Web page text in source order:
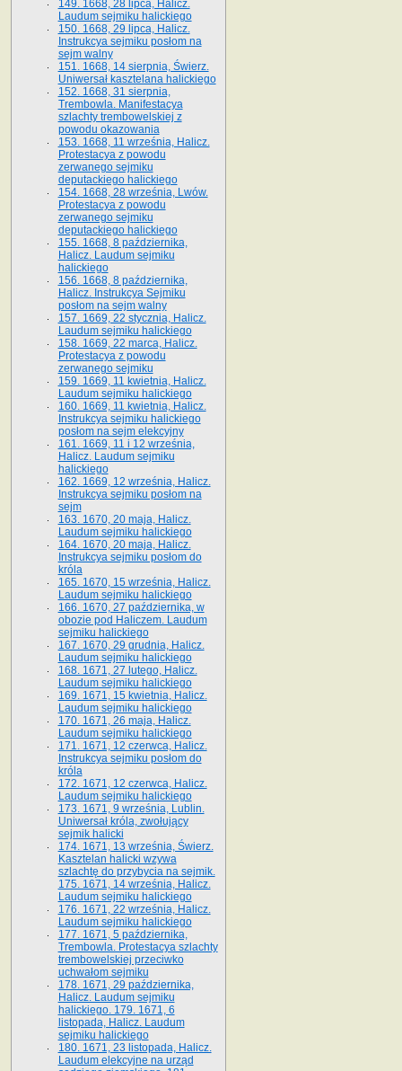
149. 1668, 28 lipca, Halicz.
Laudum sejmiku halickiego
150. 1668, 29 lipca, Halicz.
Instrukcya sejmiku posłom na
sejm walny
151. 1668, 14 sierpnia, Świerz.
Uniwersał kasztelana halickiego
152. 1668, 31 sierpnia,
Trembowla. Manifestacya
szlachty trembowelskiej z
powodu okazowania
153. 1668, 11 września, Halicz.
Protestacya z powodu
zerwanego sejmiku
deputackiego halickiego
154. 1668, 28 września, Lwów.
Protestacya z powodu
zerwanego sejmiku
deputackiego halickiego
155. 1668, 8 października,
Halicz. Laudum sejmiku
halickiego
156. 1668, 8 października,
Halicz. Instrukcya Sejmiku
posłom na sejm walny
157. 1669, 22 stycznia, Halicz.
Laudum sejmiku halickiego
158. 1669, 22 marca, Halicz.
Protestacya z powodu
zerwanego sejmiku
159. 1669, 11 kwietnia, Halicz.
Laudum sejmiku halickiego
160. 1669, 11 kwietnia, Halicz.
Instrukcya sejmiku halickiego
posłom na sejm elekcyjny
161. 1669, 11 i 12 września,
Halicz. Laudum sejmiku
halickiego
162. 1669, 12 września, Halicz.
Instrukcya sejmiku posłom na
sejm
163. 1670, 20 maja, Halicz.
Laudum sejmiku halickiego
164. 1670, 20 maja, Halicz.
Instrukcya sejmiku posłom do
króla
165. 1670, 15 września, Halicz.
Laudum sejmiku halickiego
166. 1670, 27 października, w
obozie pod Haliczem. Laudum
sejmiku halickiego
167. 1670, 29 grudnia, Halicz.
Laudum sejmiku halickiego
168. 1671, 27 lutego, Halicz.
Laudum sejmiku halickiego
169. 1671, 15 kwietnia, Halicz.
Laudum sejmiku halickiego
170. 1671, 26 maja, Halicz.
Laudum sejmiku halickiego
171. 1671, 12 czerwca, Halicz.
Instrukcya sejmiku posłom do
króla
172. 1671, 12 czerwca, Halicz.
Laudum sejmiku halickiego
173. 1671, 9 września, Lublin.
Uniwersał króla, zwołujący
sejmik halicki
174. 1671, 13 września, Świerz.
Kasztelan halicki wzywa
szlachtę do przybycia na sejmik.
175. 1671, 14 września, Halicz.
Laudum sejmiku halickiego
176. 1671, 22 września, Halicz.
Laudum sejmiku halickiego
177. 1671, 5 października,
Trembowla. Protestacya szlachty
trembowelskiej przeciwko
uchwałom sejmiku
178. 1671, 29 października,
Halicz. Laudum sejmiku
halickiego. 179. 1671, 6
listopada, Halicz. Laudum
sejmiku halickiego
180. 1671, 23 listopada, Halicz.
Laudum elekcyjne na urząd